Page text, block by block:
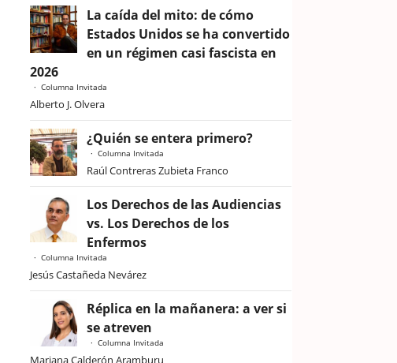
La caída del mito: de cómo
Estados Unidos se ha convertido
en un régimen casi fascista en
2026
Columna Invitada
Alberto J. Olvera
¿Quién se entera primero?
Columna Invitada
Raúl Contreras Zubieta Franco
Los Derechos de las Audiencias
vs. Los Derechos de los
Enfermos
Columna Invitada
Jesús Castañeda Nevárez
Réplica en la mañanera: a ver si
se atreven
Columna Invitada
Mariana Calderón Aramburu